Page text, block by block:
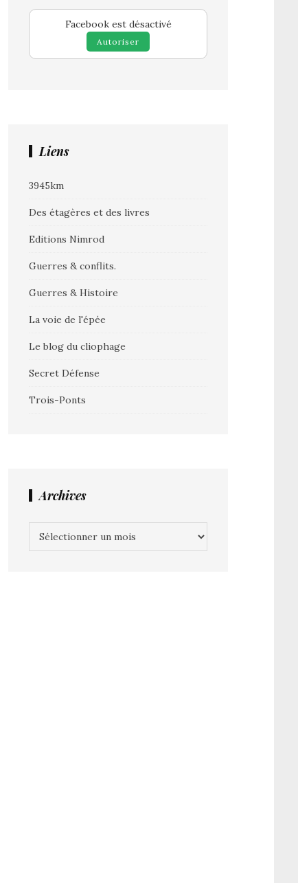
Facebook est désactivé
Autoriser
Liens
3945km
Des étagères et des livres
Editions Nimrod
Guerres & conflits.
Guerres & Histoire
La voie de l'épée
Le blog du cliophage
Secret Défense
Trois-Ponts
Archives